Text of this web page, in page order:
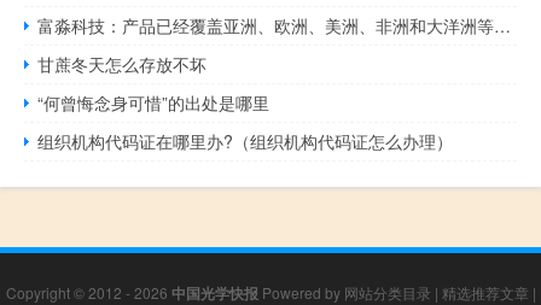
富淼科技：产品已经覆盖亚洲、欧洲、美洲、非洲和大洋洲等国际市场并在部分国家实现跨境人民币结算
甘蔗冬天怎么存放不坏
“何曾悔念身可惜”的出处是哪里
组织机构代码证在哪里办?（组织机构代码证怎么办理）
Copyright © 2012 - 2026 中国光学快报 Powered by 网站分类目录 | 精选推荐文章 |